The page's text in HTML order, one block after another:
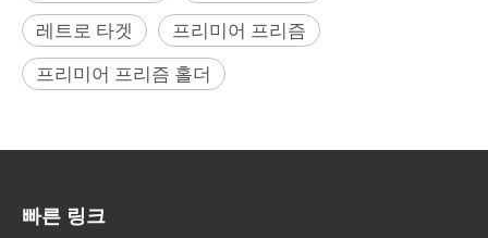
레트로 타겟
프리미어 프리즘
프리미어 프리즘 홀더
빠른 링크